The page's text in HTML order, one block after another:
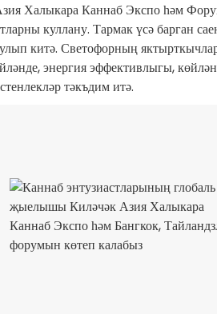
Халыкара Каннаб Экспо һәм
куллану. Тармак үсә барган
китә. Светофорның
энергия эффективлыгы,
тәкъдим итә.